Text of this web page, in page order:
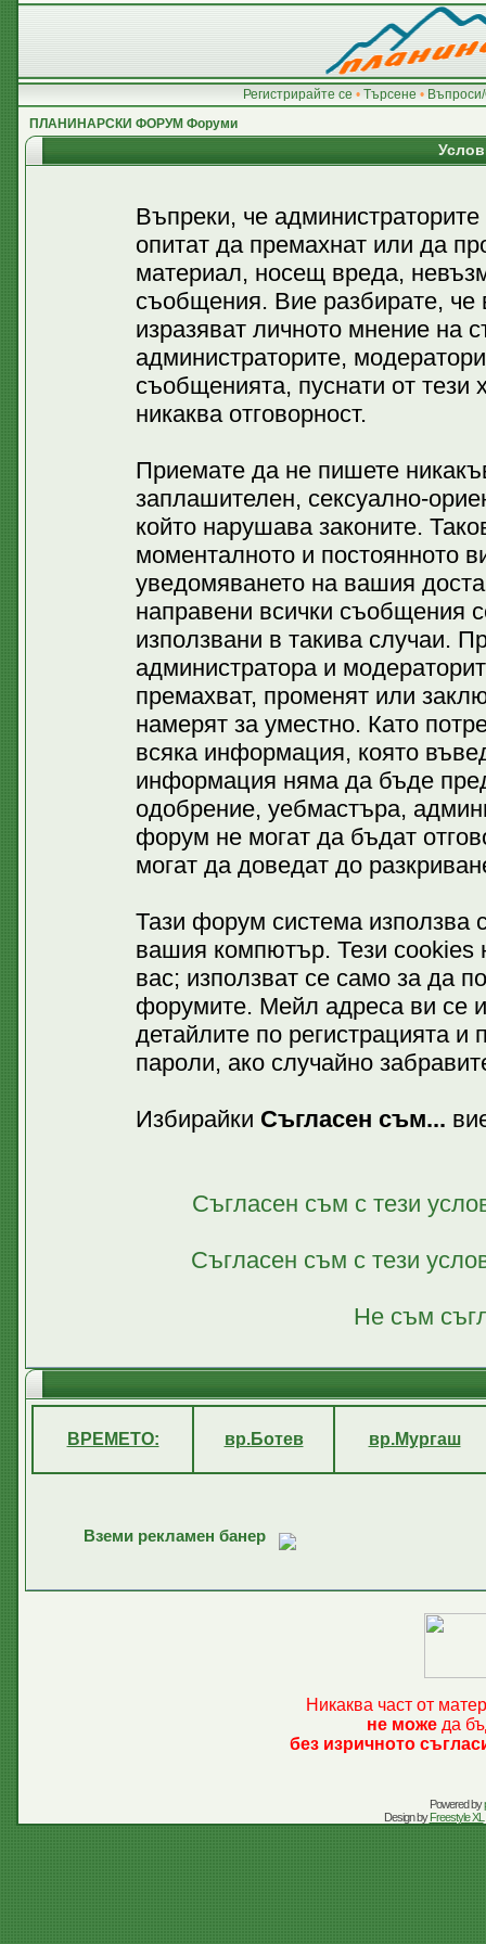
Регистрирайте се • Търсене •
ПЛАНИНАРСКИ ФОРУМ Форуми
Въпреки, че
опитат да премахнат или да
материал, носещ вреда,
съобщения. Вие разбирате,
изразяват личното мнение на
администраторите,
съобщенията, пуснати от тези
никаква отговорност.
Приемате да не пишете
заплашителен, сексуално-
който нарушава законите.
моменталното и постоянното
уведомяването на вашия
направени всички съобщения
използвани в такива случаи.
администратора и
премахват, променят или
намерят за уместно. Като
всяка информация, която
информация няма да бъде
одобрение, уебмастъра,
форум не могат да бъдат
могат да доведат до
Тази форум система използва
вашия компютър. Тези cookies
вас; използват се само за да
форумите. Мейл адреса ви се
детайлите по регистрацията
пароли, ако случайно
Избирайки Съгласен съм...
Съгласен съм с тези
Съгласен съм с тези
Не съм
ВРЕМЕТО: вр.Ботев вр.Мургаш
Вземи рекламен банер
Никаква част от
не може да
без изричното
Powered by
Design byFreestyle XL